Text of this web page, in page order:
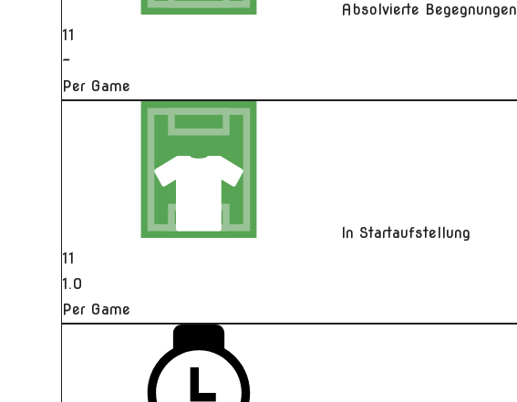
Absolvierte Begegnungen
11
-
Per Game
In Startaufstellung
11
1.0
Per Game